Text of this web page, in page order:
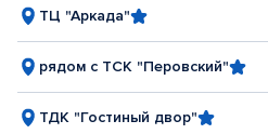
ТЦ "Аркада"
рядом с ТСК "Перовский"
ТДК "Гостиный двор"